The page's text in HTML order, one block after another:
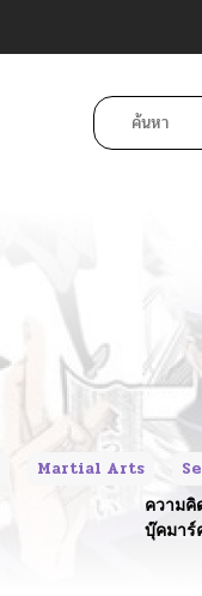
Martial Arts
ความคิ
บุ๊คมาร์